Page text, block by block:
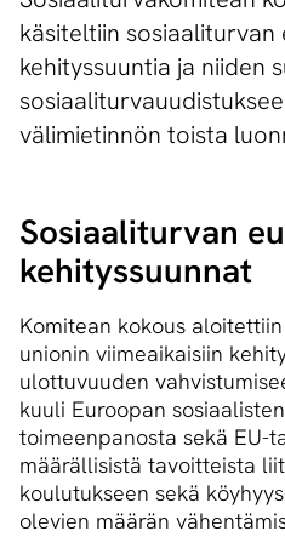
käsiteltiin sosiaaliturvan
kehityssuuntia ja niiden
välimietinnön toista
Sosiaaliturvan
kehityssuunnat
Komitean kokous
unionin viimeaikaisiin
ulottuvuuden
kuuli Euroopan
toimeenpanosta sekä EU-
määrällisistä tavoitteista
koulutukseen sekä
olevien määrän